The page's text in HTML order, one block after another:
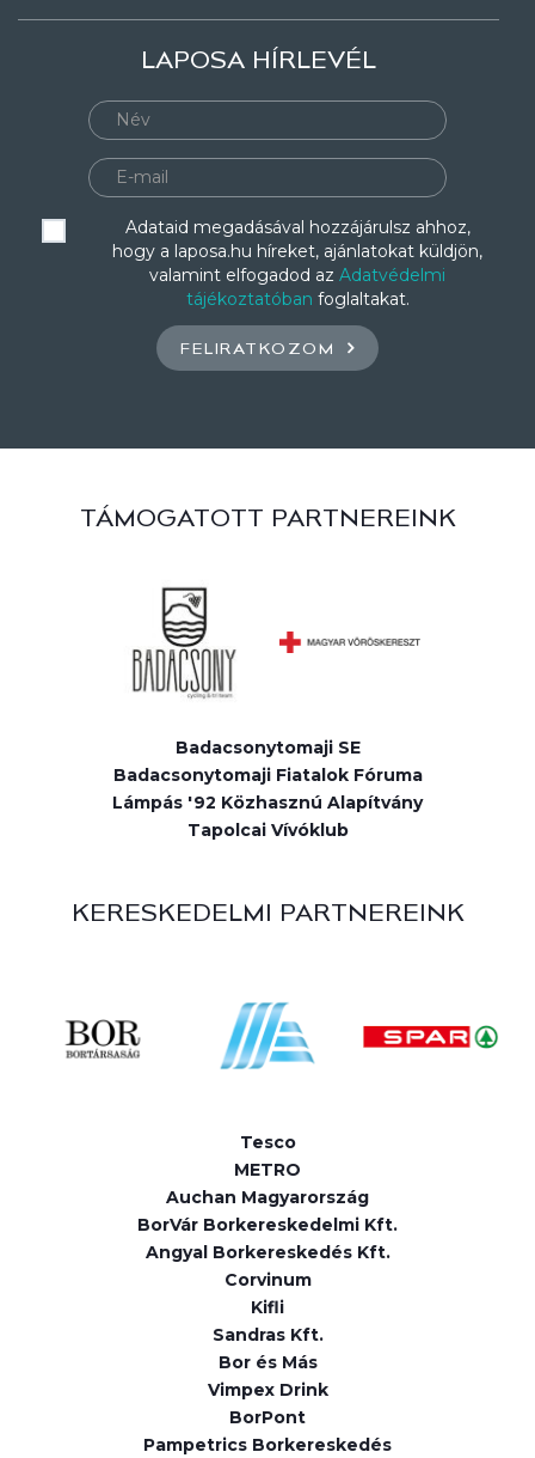
LAPOSA HÍRLEVÉL
Adataid megadásával hozzájárulsz ahhoz,
hogy a laposa.hu híreket, ajánlatokat küldjön,
valamint elfogadod az Adatvédelmi
tájékoztatóban foglaltakat.
FELIRATKOZOM
TÁMOGATOTT PARTNEREINK
Badacsonytomaji SE
Badacsonytomaji Fiatalok Fóruma
Lámpás '92 Közhasznú Alapítvány
Tapolcai Vívóklub
KERESKEDELMI PARTNEREINK
Tesco
METRO
Auchan Magyarország
BorVár Borkereskedelmi Kft.
Angyal Borkereskedés Kft.
Corvinum
Kifli
Sandras Kft.
Bor és Más
Vimpex Drink
BorPont
Pampetrics Borkereskedés